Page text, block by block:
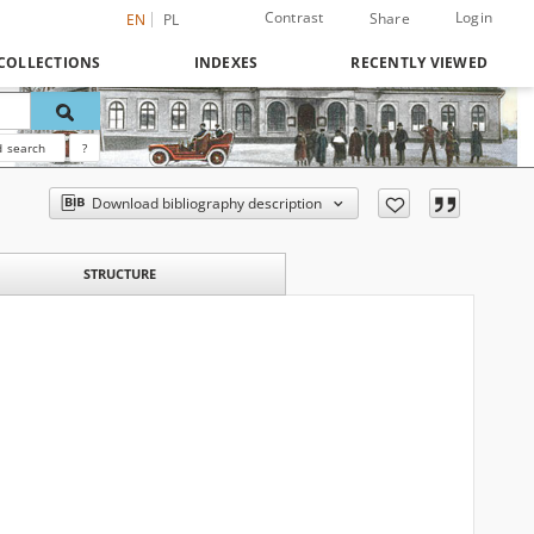
EN PL Contrast Share Login
INDEXES RECENTLY VIEWED
search ?
Download bibliography description
STRUCTURE